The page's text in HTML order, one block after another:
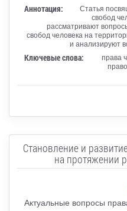
Аннотация:
Статья
свобод
рассматривают
свобод человека на
и анализируют
Ключевые слова:
права
Становление и
на протяжении
Актуальные вопросы